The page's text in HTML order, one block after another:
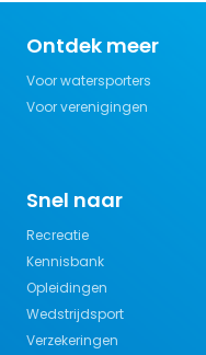
Ontdek meer
Voor watersporters
Voor verenigingen
Snel naar
Recreatie
Kennisbank
Opleidingen
Wedstrijdsport
Verzekeringen